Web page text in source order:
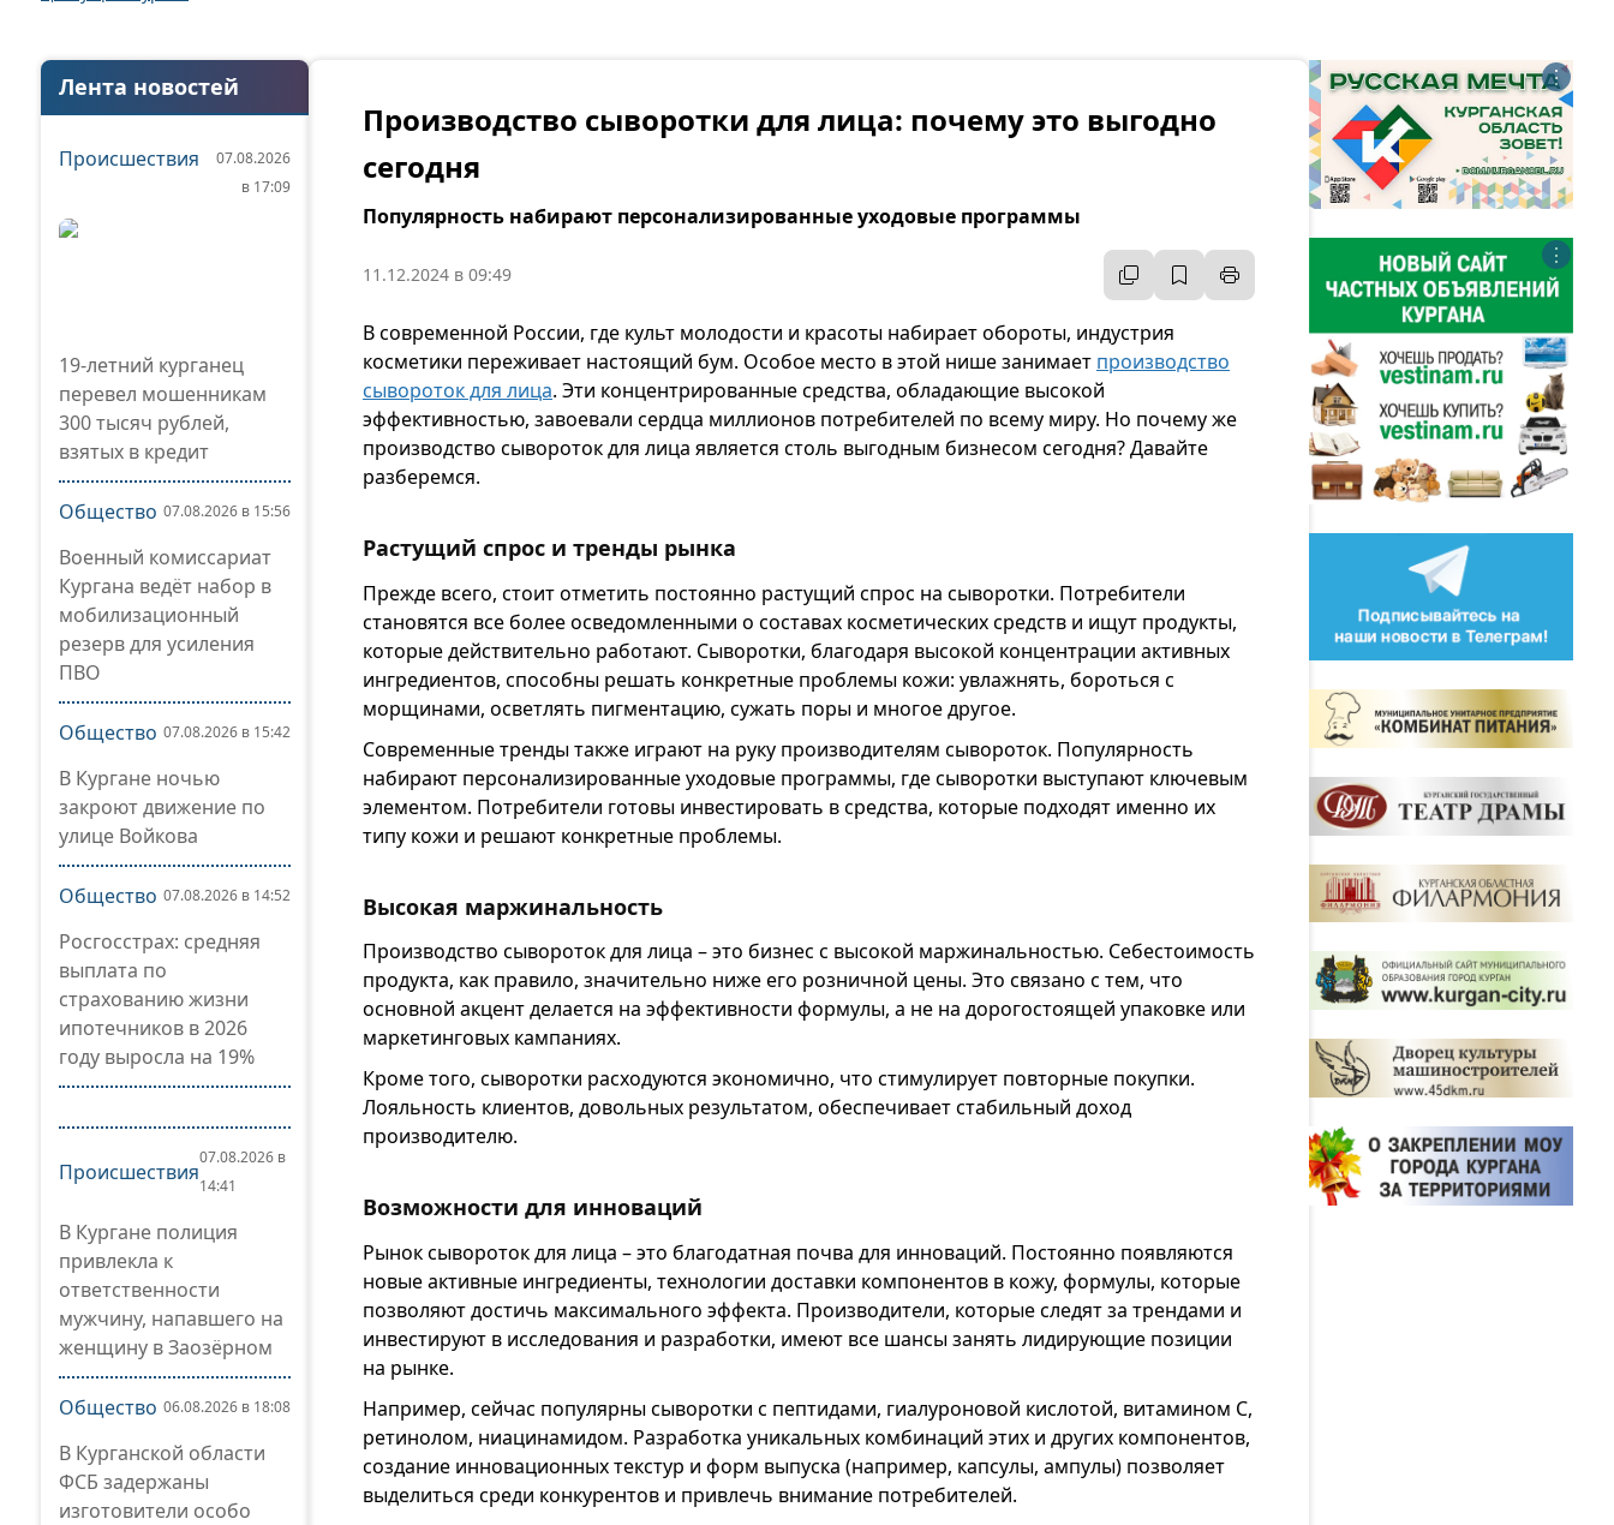
Лента новостей
Происшествия
07.08.2026
в 17:09
19-летний курганец
перевел мошенникам
300 тысяч рублей,
взятых в кредит
Общество 07.08.2026 в 15:56
Военный комиссариат
Кургана ведёт набор в
мобилизационный
резерв для усиления
ПВО
Общество 07.08.2026 в 15:42
В Кургане ночью
закроют движение по
улице Войкова
Общество 07.08.2026 в 14:52
Росгосстрах: средняя
выплата по
страхованию жизни
ипотечников в 2026
году выросла на 19%
Происшествия
07.08.2026 в
14:41
В Кургане полиция
привлекла к
ответственности
мужчину, напавшего на
женщину в Заозёрном
Общество 06.08.2026 в 18:08
В Курганской области
ФСБ задержаны
изготовители особо
Производство сыворотки для лица: почему это выгодно
сегодня
Популярность набирают персонализированные уходовые программы
11.12.2024 в 09:49
В современной России, где культ молодости и красоты набирает обороты, индустрия
косметики переживает настоящий бум. Особое место в этой нише занимает производство
сывороток для лица. Эти концентрированные средства, обладающие высокой
эффективностью, завоевали сердца миллионов потребителей по всему миру. Но почему же
производство сывороток для лица является столь выгодным бизнесом сегодня? Давайте
разберемся.
Растущий спрос и тренды рынка
Прежде всего, стоит отметить постоянно растущий спрос на сыворотки. Потребители
становятся все более осведомленными о составах косметических средств и ищут продукты,
которые действительно работают. Сыворотки, благодаря высокой концентрации активных
ингредиентов, способны решать конкретные проблемы кожи: увлажнять, бороться с
морщинами, осветлять пигментацию, сужать поры и многое другое.
Современные тренды также играют на руку производителям сывороток. Популярность
набирают персонализированные уходовые программы, где сыворотки выступают ключевым
элементом. Потребители готовы инвестировать в средства, которые подходят именно их
типу кожи и решают конкретные проблемы.
Высокая маржинальность
Производство сывороток для лица – это бизнес с высокой маржинальностью. Себестоимость
продукта, как правило, значительно ниже его розничной цены. Это связано с тем, что
основной акцент делается на эффективности формулы, а не на дорогостоящей упаковке или
маркетинговых кампаниях.
Кроме того, сыворотки расходуются экономично, что стимулирует повторные покупки.
Лояльность клиентов, довольных результатом, обеспечивает стабильный доход
производителю.
Возможности для инноваций
Рынок сывороток для лица – это благодатная почва для инноваций. Постоянно появляются
новые активные ингредиенты, технологии доставки компонентов в кожу, формулы, которые
позволяют достичь максимального эффекта. Производители, которые следят за трендами и
инвестируют в исследования и разработки, имеют все шансы занять лидирующие позиции
на рынке.
Например, сейчас популярны сыворотки с пептидами, гиалуроновой кислотой, витамином С,
ретинолом, ниацинамидом. Разработка уникальных комбинаций этих и других компонентов,
создание инновационных текстур и форм выпуска (например, капсулы, ампулы) позволяет
выделиться среди конкурентов и привлечь внимание потребителей.
⋮
⋮